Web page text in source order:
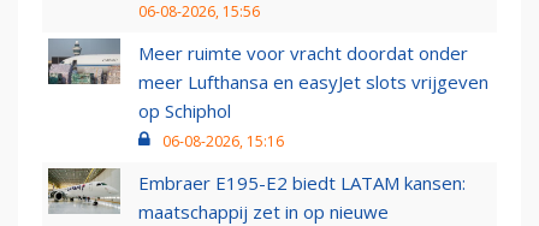
06-08-2026, 15:56
Meer ruimte voor vracht doordat onder
meer Lufthansa en easyJet slots vrijgeven
op Schiphol
06-08-2026, 15:16
Embraer E195-E2 biedt LATAM kansen:
maatschappij zet in op nieuwe